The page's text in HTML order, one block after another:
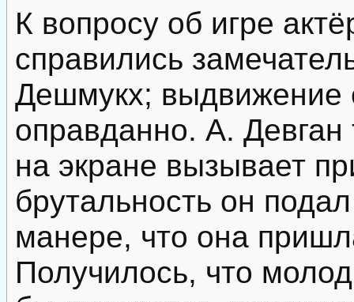
К вопросу об игре
справились
Дешмукх; выдвижение
оправданно. А.
на экране вызывает
брутальность он
манере, что она
Получилось, что